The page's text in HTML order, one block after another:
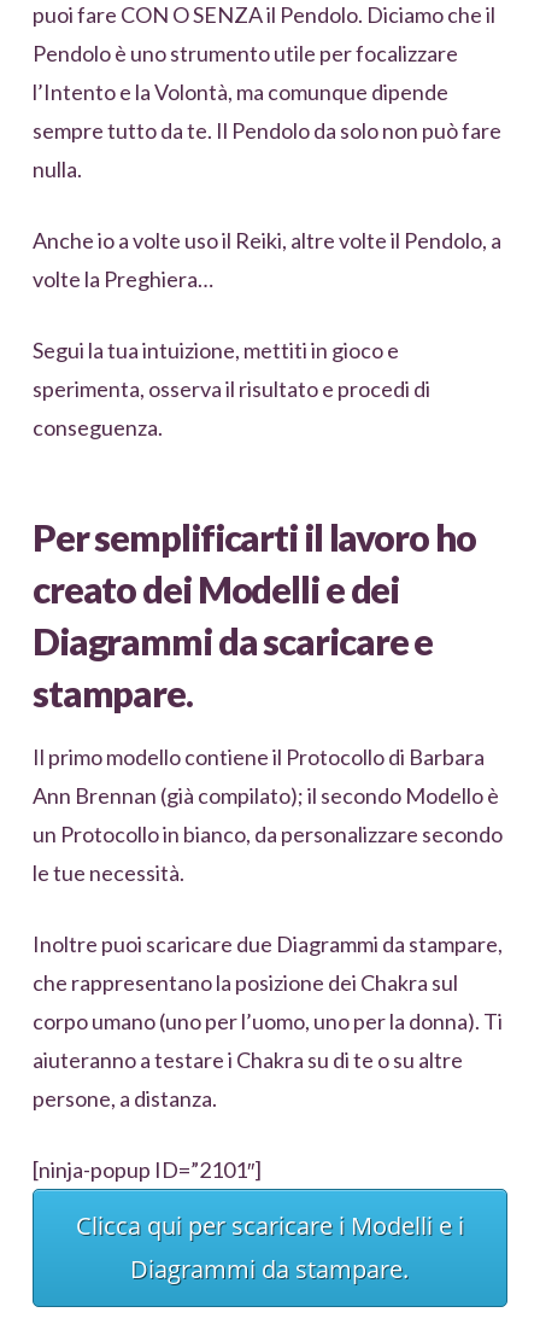
puoi fare CON O SENZA il Pendolo. Diciamo che il
Pendolo è uno strumento utile per focalizzare
l’Intento e la Volontà, ma comunque dipende
sempre tutto da te. Il Pendolo da solo non può fare
nulla.
Anche io a volte uso il Reiki, altre volte il Pendolo, a
volte la Preghiera…
Segui la tua intuizione, mettiti in gioco e
sperimenta, osserva il risultato e procedi di
conseguenza.
Per semplificarti il lavoro ho
creato dei Modelli e dei
Diagrammi da scaricare e
stampare.
Il primo modello contiene il Protocollo di Barbara
Ann Brennan (già compilato); il secondo Modello è
un Protocollo in bianco, da personalizzare secondo
le tue necessità.
Inoltre puoi scaricare due Diagrammi da stampare,
che rappresentano la posizione dei Chakra sul
corpo umano (uno per l’uomo, uno per la donna). Ti
aiuteranno a testare i Chakra su di te o su altre
persone, a distanza.
[ninja-popup ID=”2101″]
Clicca qui per scaricare i Modelli e i
Diagrammi da stampare.